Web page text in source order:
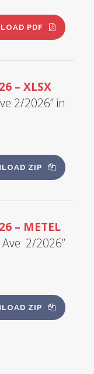
PDF
– XLSX
2/2026” in
ZIP
– METEL
2/2026”
ZIP